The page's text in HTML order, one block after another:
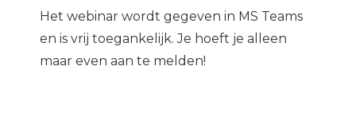
Het webinar wordt gegeven in MS Teams
en is vrij toegankelijk. Je hoeft je alleen
maar even aan te melden!